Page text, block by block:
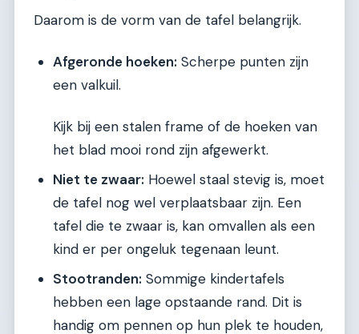
Daarom is de vorm van de tafel belangrijk.
Afgeronde hoeken: Scherpe punten zijn
een valkuil.
Kijk bij een stalen frame of de hoeken van
het blad mooi rond zijn afgewerkt.
Niet te zwaar: Hoewel staal stevig is, moet
de tafel nog wel verplaatsbaar zijn. Een
tafel die te zwaar is, kan omvallen als een
kind er per ongeluk tegenaan leunt.
Stootranden: Sommige kindertafels
hebben een lage opstaande rand. Dit is
handig om pennen op hun plek te houden,